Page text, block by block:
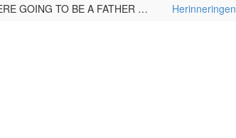
GOING TO BE A FATHER … Herinneringen